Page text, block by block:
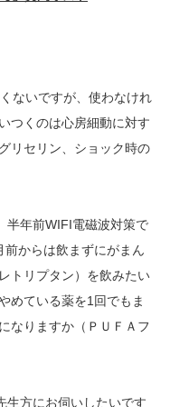
いですが、使わなけれ
つくのは心房細動に対す
リセリン、ショック時の
年前WIFI電磁波対策で
からは飲まずにがまん
トリプタン）を飲みたい
めている薬を1回でもま
なりますか（ＰＵＦＡフ
方にお伺いしたいです